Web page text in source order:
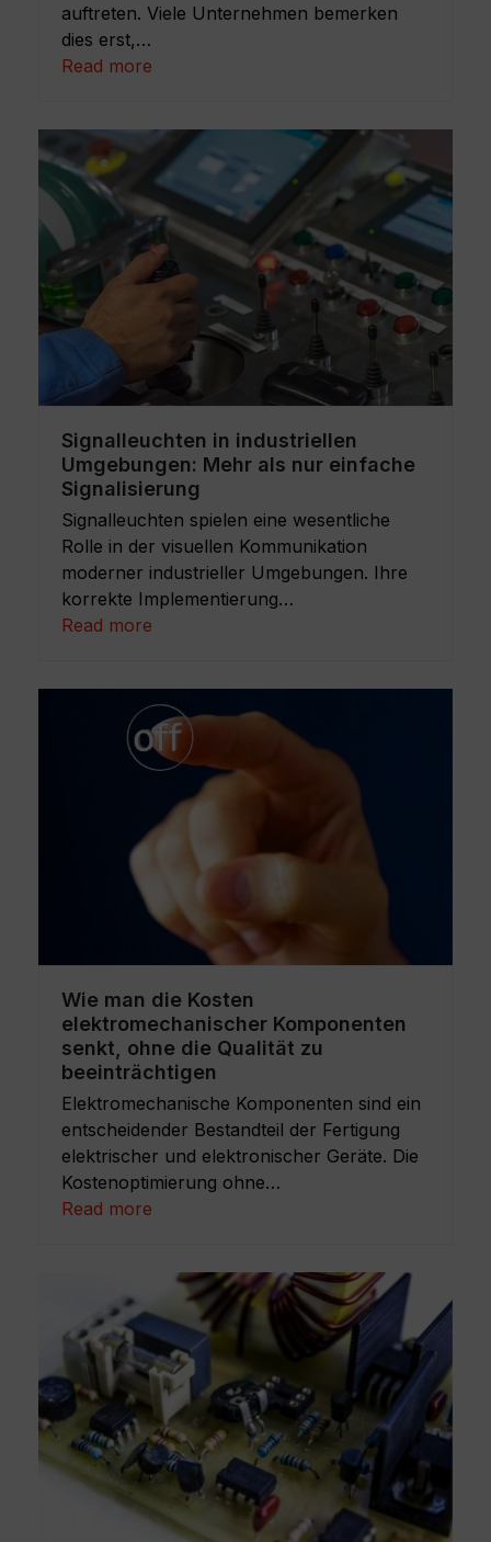
auftreten. Viele Unternehmen bemerken
dies erst,…
Read more
Signalleuchten in industriellen
Umgebungen: Mehr als nur einfache
Signalisierung
Signalleuchten spielen eine wesentliche
Rolle in der visuellen Kommunikation
moderner industrieller Umgebungen. Ihre
korrekte Implementierung…
Read more
Wie man die Kosten
elektromechanischer Komponenten
senkt, ohne die Qualität zu
beeinträchtigen
Elektromechanische Komponenten sind ein
entscheidender Bestandteil der Fertigung
elektrischer und elektronischer Geräte. Die
Kostenoptimierung ohne…
Read more